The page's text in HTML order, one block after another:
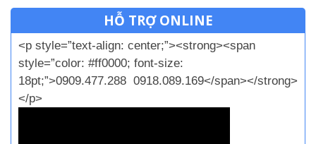
HỖ TRỢ ONLINE
<p style=”text-align: center;”><strong><span
style=”color: #ff0000; font-size:
18pt;”>0909.477.288 0918.089.169</span></strong>
</p>